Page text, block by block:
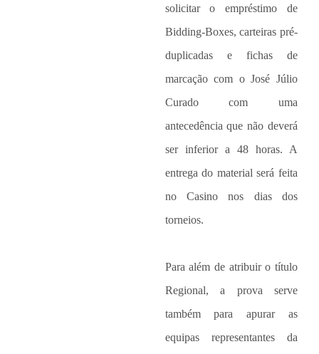
solicitar o empréstimo de
Bidding-Boxes, carteiras pré-
duplicadas e fichas de
marcação com o José Júlio
Curado com uma
antecedência que não deverá
ser inferior a 48 horas. A
entrega do material será feita
no Casino nos dias dos
torneios.
Para além de atribuir o título
Regional, a prova serve
também para apurar as
equipas representantes da